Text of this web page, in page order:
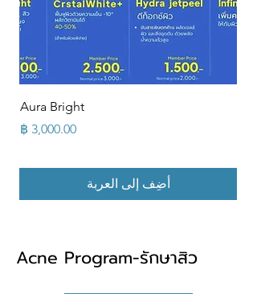
Aura Bright
السعر
أضِف إلى العربة
Acne Program-รักษาสิว